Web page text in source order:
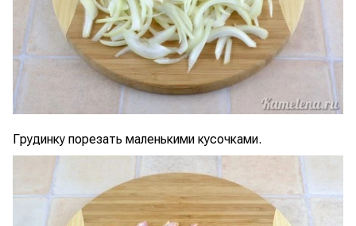
Грудинку порезать маленькими кусочками.